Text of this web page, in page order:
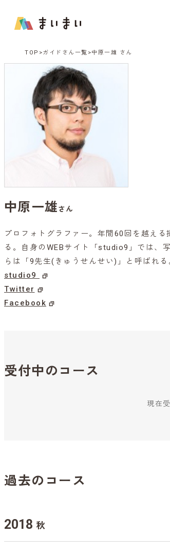
TOP ガイドさん一覧 中原一雄 さん
中原一雄さん
プロフォトグラファー。年間60回を越え
る。自身のWEBサイト「studio9」では、
らは「9先生(きゅうせんせい)」と呼ばれる
studio9
Twitter
Facebook
受付中のコース
現在
過去のコース
2018 秋